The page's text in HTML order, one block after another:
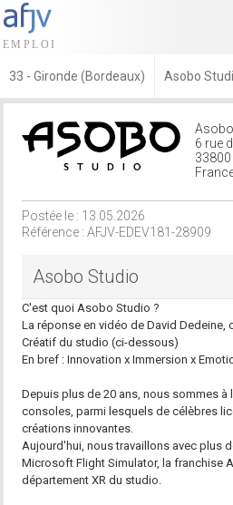
33 - Gironde (Bordeaux) Asobo
6 rue
Postée le : 13.05.2026
Référence : AFJV-EDEV181-28909
Asobo Studio
C'est quoi Asobo Studio ?
La réponse en vidéo de David Dedeine,
Créatif du studio (ci-dessous)
En bref : Innovation x Immersion x
Depuis plus de 20 ans, nous sommes à
consoles, parmi lesquels de célèbres
créations innovantes.
Aujourd'hui, nous travaillons avec plus
Microsoft Flight Simulator, la franchise
département XR du studio.